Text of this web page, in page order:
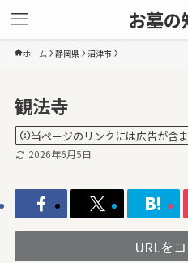
お墓の
ホーム 静岡県 沼津市
観法寺
当ページのリンクには広告が含ま
2026年6月5日
URLを